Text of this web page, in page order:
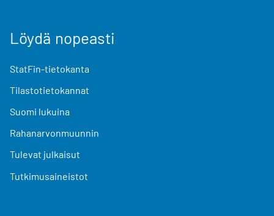
Löydä nopeasti
StatFin-tietokanta
Tilastotietokannat
Suomi lukuina
Rahanarvonmuunnin
Tulevat julkaisut
Tutkimusaineistot